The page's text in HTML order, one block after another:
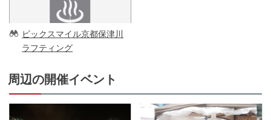
ビックスマイル京都保津川
ラフティング
周辺の開催イベント